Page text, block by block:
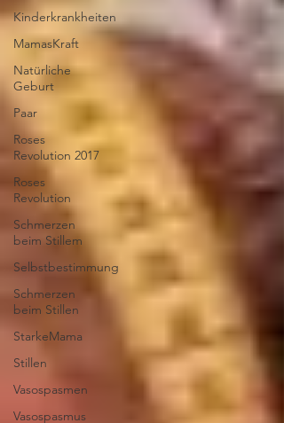
Kinderkrankheiten
MamasKraft
Natürliche
Geburt
Paar
Roses
Revolution 2017
Roses
Revolution
Schmerzen
beim Stillem
Selbstbestimmung
Schmerzen
beim Stillen
StarkeMama
Stillen
Vasospasmen
Vasospasmus